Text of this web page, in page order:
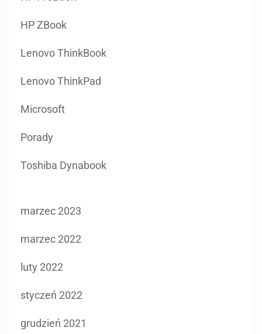
HP ZBook
Lenovo ThinkBook
Lenovo ThinkPad
Microsoft
Porady
Toshiba Dynabook
marzec 2023
marzec 2022
luty 2022
styczeń 2022
grudzień 2021